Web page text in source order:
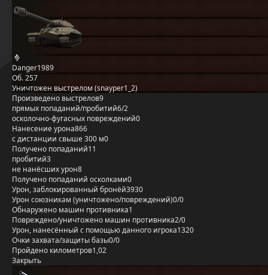
Danger1989
Об. 257
Уничтожен выстрелом (snayper1_2)
Произведено выстрелов9
прямых попаданий/пробитий6/2
осколочно-фугасных повреждений0
Нанесение урона866
с дистанции свыше 300 м0
Получено попаданий11
пробитий3
не нанёсших урон8
Получено попаданий осколками0
Урон, заблокированный бронёй3930
Урон союзникам (уничтожено/повреждений)0/0
Обнаружено машин противника1
Повреждено/уничтожено машин противника2/0
Урон, нанесённый с помощью данного игрока1320
Очки захвата/защиты базы0/0
Пройдено километров1,02
Закрыть